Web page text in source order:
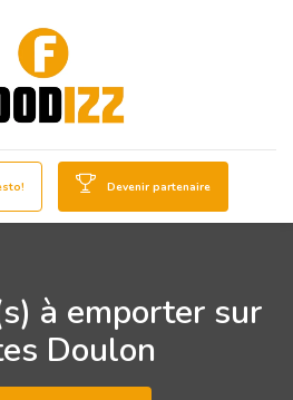
Devenir partenaire
à emporter sur
Doulon